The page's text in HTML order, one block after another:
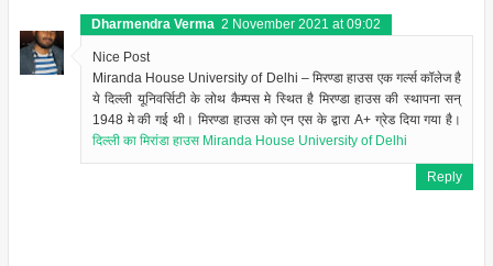
Dharmendra Verma 2 November 2021 at 09:02
Nice Post
Miranda House University of Delhi – मिरण्डा हाउस एक गर्ल्स कॉलेज है
ये दिल्ली यूनिवर्सिटी के लोथ कैम्पस मे स्थित है मिरण्डा हाउस की स्थापना सन्
1948 मे की गई थी। मिरण्डा हाउस को एन एस के द्वारा A+ ग्रेड दिया गया है।
दिल्ली का मिरांडा हाउस Miranda House University of Delhi
Reply